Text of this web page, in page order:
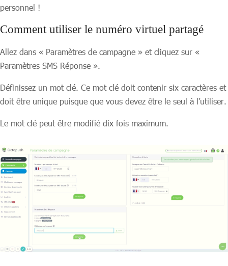
personnel !
Comment utiliser le numéro virtuel partagé
Allez dans « Paramètres de campagne » et cliquez sur «
Paramètres SMS Réponse ».
Définissez un mot clé. Ce mot clé doit contenir six caractères et
doit être unique puisque que vous devez être le seul à l’utiliser.
Le mot clé peut être modifié dix fois maximum.